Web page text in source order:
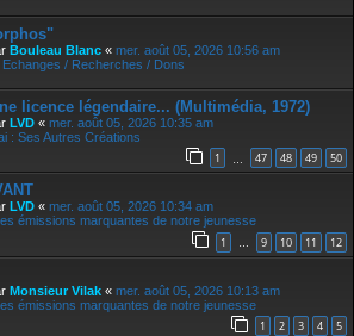
Bouleau Blanc « mer. août 05, 2026 10:56 am
Echanges / Recherches / Dons
licence légendaire... (Multimédia, 1972)
LVD « mer. août 05, 2026 10:35 am
: Ses Autres Créations
1 47 48 49 50
LVD « mer. août 05, 2026 10:34 am
émissions marquantes de notre jeunesse
1 … 9 10 11 12
Monsieur Vilak « mer. août 05, 2026 10:13 am
émissions marquantes de notre jeunesse
1 2 3 4 5